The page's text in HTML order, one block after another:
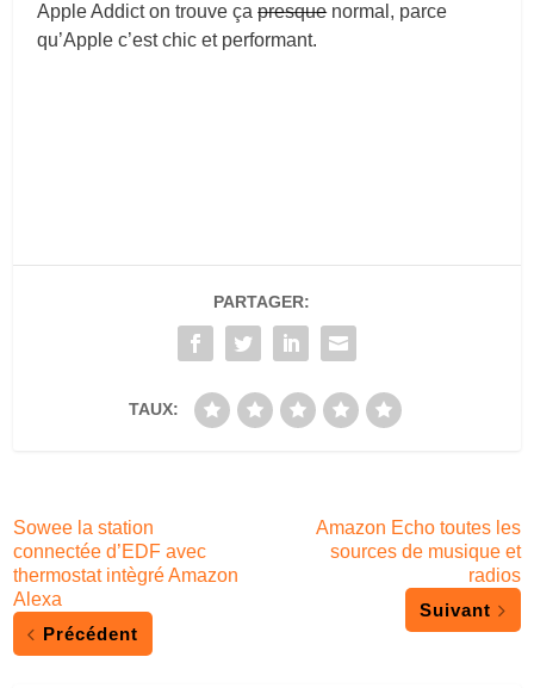
Apple Addict on trouve çapresquenormal, parce
qu’Apple c’est chic et performant.
PARTAGER:
TAUX:
Sowee la station
connectée d’EDF avec
thermostat intègré Amazon
Alexa
Précédent
Amazon Echo toutes les
sources de musique et
radios
Suivant